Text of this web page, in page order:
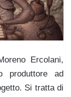
Ercolani,
produttore ad
Si tratta di